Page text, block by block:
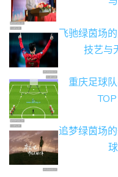
飞驰绿茵场
技艺与
重庆足球
追梦绿茵场